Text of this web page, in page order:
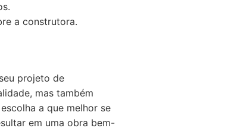
a construtora.
projeto de
mas também
a que melhor se
em uma obra bem-